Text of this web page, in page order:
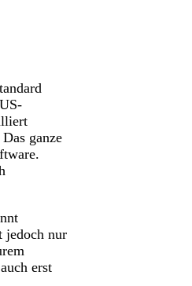
ganze
jedoch nur
erst